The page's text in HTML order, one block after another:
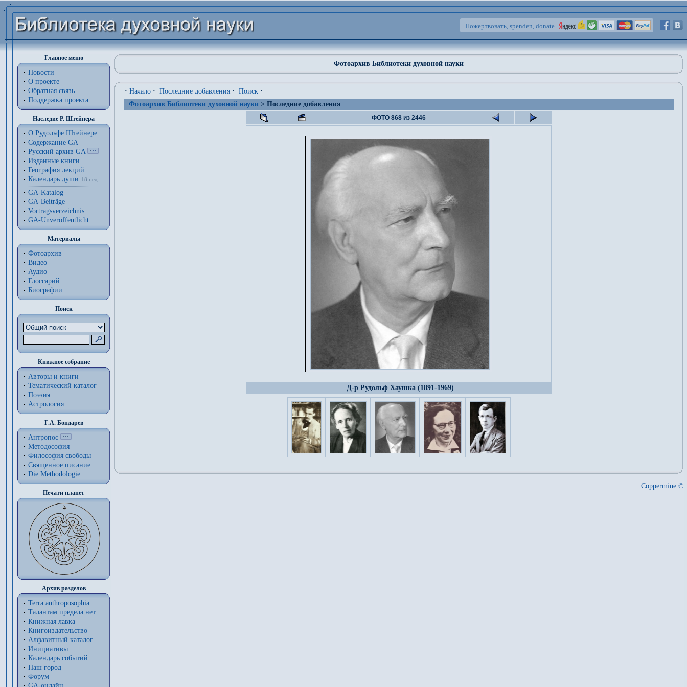
Пожертвовать, spenden, donate
Главное меню
Новости
О проекте
Обратная связь
Поддержка проекта
Наследие Р. Штейнера
О Рудольфе Штейнере
Содержание GA
Русский архив GA
Изданные книги
География лекций
Календарь души
18 нед.
GA-Katalog
GA-Beiträge
Vortragsverzeichnis
GA-Unveröffentlicht
Материалы
Фотоархив
Видео
Аудио
Глоссарий
Биографии
Поиск
Книжное собрание
Авторы и книги
Тематический каталог
Поэзия
Астрология
Г.А. Бондарев
Антропос
Методософия
Философия cвободы
Священное писание
Die Methodologie...
Печати планет
Архив разделов
Terra anthroposophia
Талантам предела нет
Книжная лавка
Книгоиздательство
Алфавитный каталог
Инициативы
Календарь событий
Наш город
Форум
Фотоархив Библиотеки духовной науки
· Начало · Последние добавления · Поиск ·
Фотоархив Библиотеки духовной науки > Последние добавления
ФОТО 868 из 2446
Д-р Рудольф Хаушка (1891-1969)
Coppermine ©